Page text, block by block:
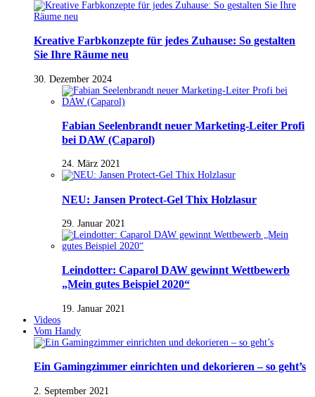
Kreative Farbkonzepte für jedes Zuhause: So gestalten
Sie Ihre Räume neu
30. Dezember 2024
Fabian Seelenbrandt neuer Marketing-Leiter Profi
bei DAW (Caparol)
24. März 2021
NEU: Jansen Protect-Gel Thix Holzlasur
29. Januar 2021
Leindotter: Caparol DAW gewinnt Wettbewerb
„Mein gutes Beispiel 2020“
19. Januar 2021
Videos
Vom Handy
Ein Gamingzimmer einrichten und dekorieren – so geht’s
2. September 2021